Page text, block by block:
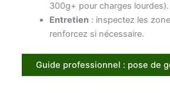
300g+ pour charges lourdes).
Entretien: inspectez les
renforcez si nécessaire.
Guide professionnel : pose de